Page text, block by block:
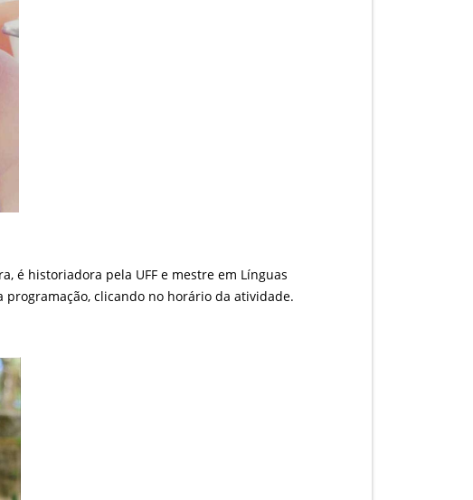
é historiadora pela UFF e mestre em Línguas
programação, clicando no horário da atividade.